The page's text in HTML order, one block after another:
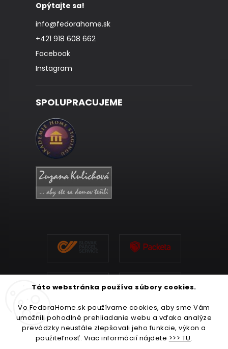
Táto webstránka používa súbory cookies.
Vo FedoraHome.sk používame cookies, aby sme Vám
umožnili pohodlné prehliadanie webu a vďaka analýze
prevádzky neustále zlepšovali jeho funkcie, výkon a
použiteľnosť. Viac informácií nájdete >>> TU.
Opýtajte sa!
info@fedorahome.sk
+421 918 608 662
Facebook
Instagram
SPOLUPRACUJEME